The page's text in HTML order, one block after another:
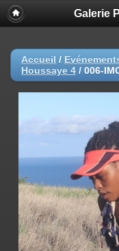
Galerie
Accueil /
Houssaye 4 / 006-